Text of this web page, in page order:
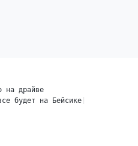
на драйве
будет на Бейсике